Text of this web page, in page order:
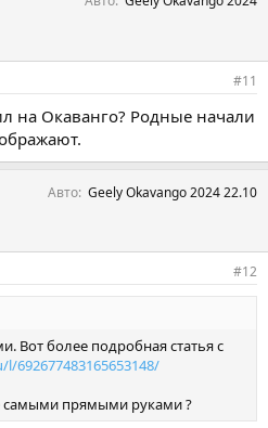
#11
на Окаванго? Родные начали
Авто Geely Okavango 2024 22.10
#12
Вот более подробная статья с
692677483165653148/
самыми прямыми руками ?